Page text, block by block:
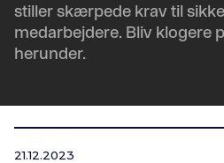
stiller skærpede krav til
medarbejdere. Bliv klogere
herunder.
21.12.2023